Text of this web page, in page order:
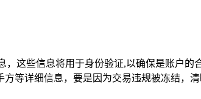
这些信息将用于身份验证,以确保是账户的
等详细信息，要是因为交易违规被冻结，